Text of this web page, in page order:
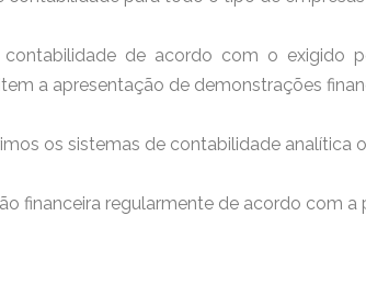
de acordo com o exigido
a apresentação de demonstrações
os sistemas de contabilidade analítica
financeira regularmente de acordo com